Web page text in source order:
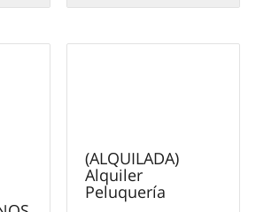
22
(ALQUILADA)
Alquiler
Peluquería